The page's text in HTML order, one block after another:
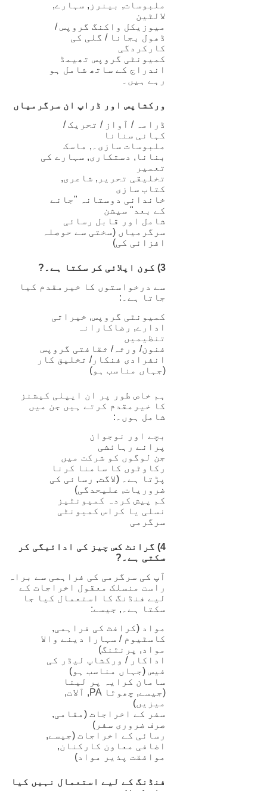
ملبوسات, بینرز, سہارے,
لالٹین
میوزیکل واکنگ گروپس /
ڈھول بجانا / گلی کی
کارکردگی
کمیونٹی گروپس تھیمڈ
اندراج کے ساتھ شامل ہو
رہے ہیں۔
ورکشاپس اور ڈراپ ان سرگرمیاں
ڈرامہ / آواز / تحریک /
کہانی سنانا
ملبوسات سازی۔, ماسک
بنانا, دستکاری, سہارے کی
تعمیر
تخلیقی تحریر, شاعری,
کتاب سازی
خاندانی دوستانہ "جانے
کے بعد" سیشن
شامل اور قابل رسائی
سرگرمیاں (سختی سے حوصلہ
افزائی کی)
3) کون اپلائی کر سکتا ہے۔?
سے درخواستوں کا خیرمقدم کیا
جاتا ہے۔:
کمیونٹی گروپس, خیراتی
ادارے, رضاکارانہ
تنظیمیں
فنون/ ورثہ/ ثقافتی گروپس
انفرادی فنکار/ تخلیق کار
(جہاں مناسب ہو)
ہم خاص طور پر ان ایپلی کیشنز
کا خیرمقدم کرتے ہیں جن میں
شامل ہوں۔:
بچے اور نوجوان
پرانے رہائشی
جن لوگوں کو شرکت میں
رکاوٹوں کا سامنا کرنا
پڑتا ہے۔ (لاگت, رسائی کی
ضروریات, علیحدگی)
کم پیش کردہ کمیونٹیز
نسلی یا کراس کمیونٹی
سرگرمی
4) گرانٹ کس چیز کی ادائیگی کر
سکتی ہے۔?
آپ کی سرگرمی کی فراہمی سے براہ
راست منسلک معقول اخراجات کے
لیے فنڈنگ ​​کا استعمال کیا جا
سکتا ہے۔, جیسے:
مواد (کرافٹ کی فراہمی,
کاسٹیوم / سہارا دینے والا
مواد, پرنٹنگ)
اداکار / ورکشاپ لیڈر کی
فیس (جہاں مناسب ہو)
سامان کرایہ پر لینا
(جیسے, چھوٹا PA, آلات,
میزیں)
سفر کے اخراجات (مقامی,
صرف ضروری سفر)
رسائی کے اخراجات (جیسے,
اضافی معاون کارکنان,
موافقت پذیر مواد)
فنڈنگ ​​کے لیے استعمال نہیں کیا